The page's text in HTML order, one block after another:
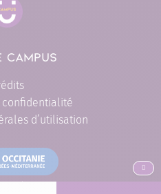
ALLER
CAMPUS
confidentialité
d’utilisation